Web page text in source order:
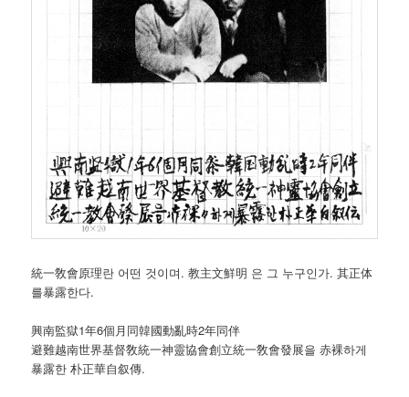
統一敎會原理란 어떤 것이며. 教主文鮮明 은 그 누구인가. 其正体
를暴露한다.
興南監獄1年6個月同韓國動亂時2年同伴
避難越南世界基督敎統一神靈協會創立統一敎會發展을 赤裸하게
暴露한 朴正華自叙傳.